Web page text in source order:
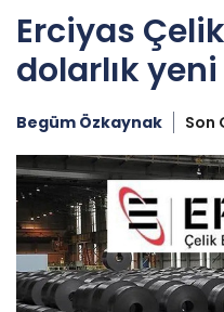
Erciyas
dolarlık
Begüm Özkaynak Son